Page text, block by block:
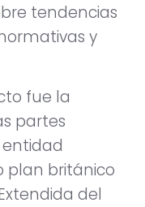
tendencias
y
fue la
partes
entidad
plan británico
del